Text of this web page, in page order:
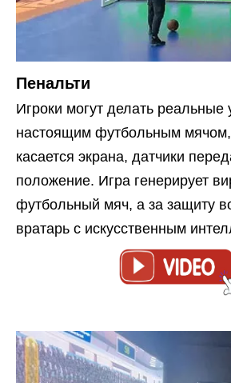
Пенальти
Игроки могут делать реальные
настоящим футбольным мячом,
касается экрана, датчики
положение. Игра генерирует
футбольный мяч, а за защиту
вратарь с искусственным